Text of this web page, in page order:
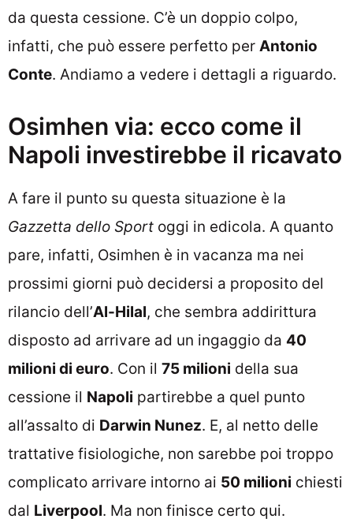
da questa cessione. C’è un doppio colpo,
infatti, che può essere perfetto per Antonio
Conte. Andiamo a vedere i dettagli a riguardo.
Osimhen via: ecco come il
Napoli investirebbe il ricavato
A fare il punto su questa situazione è la
Gazzetta dello Sport oggi in edicola. A quanto
pare, infatti, Osimhen è in vacanza ma nei
prossimi giorni può decidersi a proposito del
rilancio dell’Al-Hilal, che sembra addirittura
disposto ad arrivare ad un ingaggio da 40
milioni di euro. Con il 75 milioni della sua
cessione il Napoli partirebbe a quel punto
all’assalto di Darwin Nunez. E, al netto delle
trattative fisiologiche, non sarebbe poi troppo
complicato arrivare intorno ai 50 milioni chiesti
dal Liverpool. Ma non finisce certo qui.